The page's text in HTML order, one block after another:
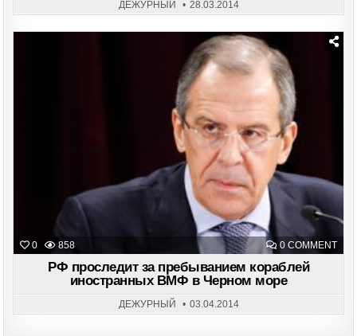
40
ДЕЖУРНЫЙ 28.03.2014
0 858 0 COMMENTON
РФ
ВМФ
РФ проследит за пребыванием кораблей
иностранных ВМФ в Черном море
ДЕЖУРНЫЙ 03.04.2014